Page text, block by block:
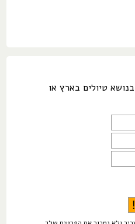
טיולים בארץ או